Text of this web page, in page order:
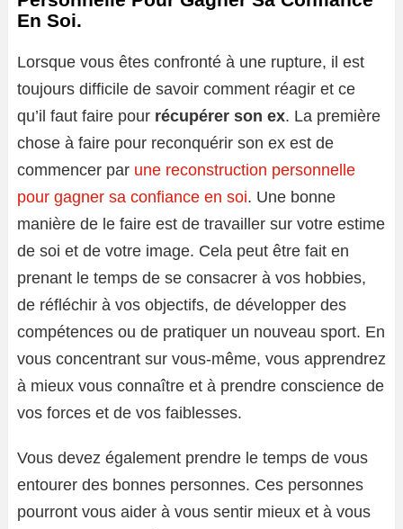
En Soi.
Lorsque vous êtes confronté à une rupture, il est
toujours difficile de savoir comment réagir et ce
qu’il faut faire pour récupérer son ex. La première
chose à faire pour reconquérir son ex est de
commencer par une reconstruction personnelle
pour gagner sa confiance en soi. Une bonne
manière de le faire est de travailler sur votre estime
de soi et de votre image. Cela peut être fait en
prenant le temps de se consacrer à vos hobbies,
de réfléchir à vos objectifs, de développer des
compétences ou de pratiquer un nouveau sport. En
vous concentrant sur vous-même, vous apprendrez
à mieux vous connaître et à prendre conscience de
vos forces et de vos faiblesses.
Vous devez également prendre le temps de vous
entourer des bonnes personnes. Ces personnes
pourront vous aider à vous sentir mieux et à vous